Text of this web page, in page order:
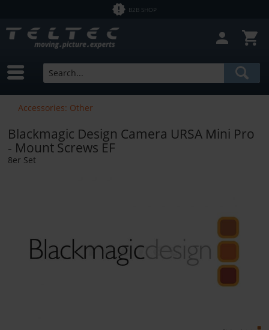
B2B SHOP
Accessories: Other
Blackmagic Design Camera URSA Mini Pro
- Mount Screws EF
8er Set